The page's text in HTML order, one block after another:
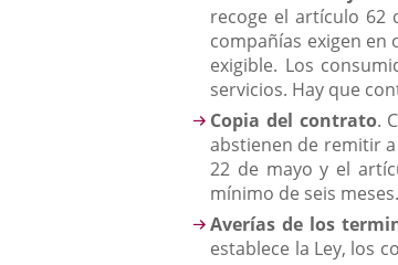
recoge el artículo 62
compañías exigen en
exigible. Los
servicios. Hay que
Copia del contrato.
abstienen de remitir
22 de mayo y el
mínimo de seis
Averías de los
establece la Ley, los